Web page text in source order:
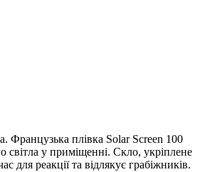
Французька плівка Solar Screen 100
світла у приміщенні. Скло, укріплене
реакції та відлякує грабіжників.